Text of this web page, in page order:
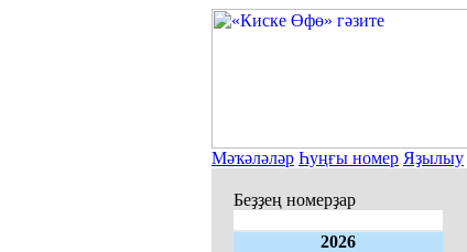
Мәҡәләләр Һуңғы номер Яҙылыу
Беҙҙең номерҙар
2026